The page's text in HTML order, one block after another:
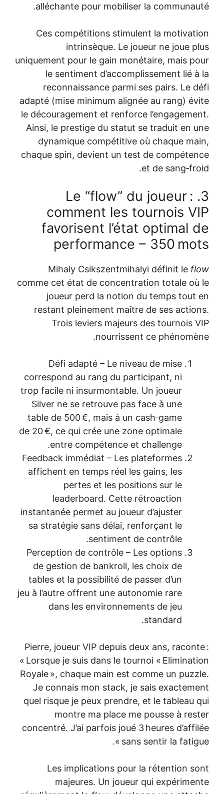
alléchante pour mobiliser la
Ces compétitions stimulent la
intrinsèque. Le joueur ne joue
uniquement pour le gain monétaire, mais
le sentiment d’accomplissement lié
reconnaissance parmi ses pairs. Le
adapté (mise minimum alignée au rang)
le découragement et renforce
Ainsi, le prestige du statut se traduit en
dynamique compétitive où chaque
chaque spin, devient un test de
et de
3. Le “flow” du joueur :
comment les tournois
favorisent l’état optimal
performance – 350
Mihaly Csikszentmihalyi définit le
comme cet état de concentration totale
joueur perd la notion du temps tout
restant pleinement maître de ses
Trois leviers majeurs des tournois
nourrissent ce
Défi adapté – Le niveau de mise
correspond au rang du participant, ni
trop facile ni insurmontable. Un joueur
Silver ne se retrouve pas face à une
table de 500 €, mais à un cash‑game
de 20 €, ce qui crée une zone optimale
entre compétence et challenge.
Feedback immédiat – Les plateformes
affichent en temps réel les gains, les
pertes et les positions sur le
leaderboard. Cette rétroaction
instantanée permet au joueur d’ajuster
sa stratégie sans délai, renforçant le
sentiment de contrôle.
Perception de contrôle – Les options
de gestion de bankroll, les choix de
tables et la possibilité de passer d’un
jeu à l’autre offrent une autonomie rare
dans les environnements de jeu
standard.
Pierre, joueur VIP depuis deux ans,
« Lorsque je suis dans le tournoi «
Royale », chaque main est comme un
Je connais mon stack, je sais
quel risque je peux prendre, et le tableau
montre ma place me pousse à
concentré. J’ai parfois joué 3 heures
sans sentir la
Les implications pour la rétention
majeures. Un joueur qui